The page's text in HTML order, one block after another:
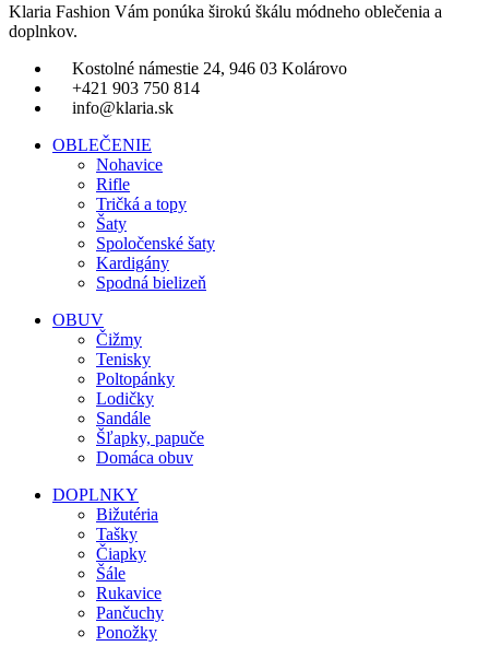
Klaria Fashion Vám ponúka širokú škálu módneho oblečenia a
doplnkov.
Kostolné námestie 24, 946 03 Kolárovo
+421 903 750 814
info@klaria.sk
OBLEČENIE
Nohavice
Rifle
Tričká a topy
Šaty
Spoločenské šaty
Kardigány
Spodná bielizeň
OBUV
Čižmy
Tenisky
Poltopánky
Lodičky
Sandále
Šľapky, papuče
Domáca obuv
DOPLNKY
Bižutéria
Tašky
Čiapky
Šále
Rukavice
Pančuchy
Ponožky